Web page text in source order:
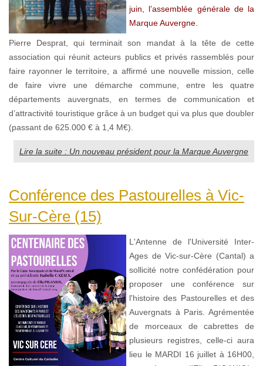
juin, l’assemblée générale de la
Marque Auvergne.
Pierre Desprat, qui terminait son mandat à la tête de cette
association qui réunit acteurs publics et privés rassemblés pour
faire rayonner le territoire, a affirmé une nouvelle mission, celle
de faire vivre une démarche commune, entre les quatre
départements auvergnats, en termes de communication et
d’attractivité touristique grâce à un budget qui va plus que doubler
(passant de 625.000 € à 1,4 M€).
Lire la suite : Un nouveau président pour la Marque Auvergne
Conférence des Pastourelles à Vic-
Sur-Cère (15)
L'Antenne de l'Université Inter-
Ages de Vic-sur-Cère (Cantal) a
sollicité notre confédération pour
proposer une conférence sur
l'histoire des Pastourelles et des
Auvergnats à Paris. Agrémentée
de morceaux de cabrettes de
plusieurs registres, celle-ci aura
lieu le MARDI 16 juillet à 16H00,